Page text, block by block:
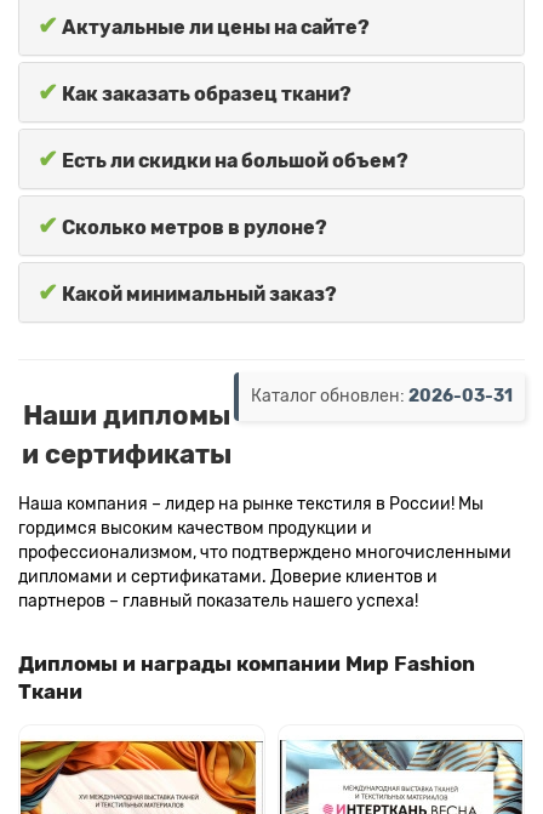
✔ Актуальные ли цены на сайте?
✔ Как заказать образец ткани?
✔ Есть ли скидки на большой объем?
✔ Сколько метров в рулоне?
✔ Какой минимальный заказ?
Каталог обновлен: 2026-03-31
Наши дипломы
и сертификаты
Наша компания – лидер на рынке текстиля в России! Мы
гордимся высоким качеством продукции и
профессионализмом, что подтверждено многочисленными
дипломами и сертификатами. Доверие клиентов и
партнеров – главный показатель нашего успеха!
Дипломы и награды компании Мир Fashion
Ткани